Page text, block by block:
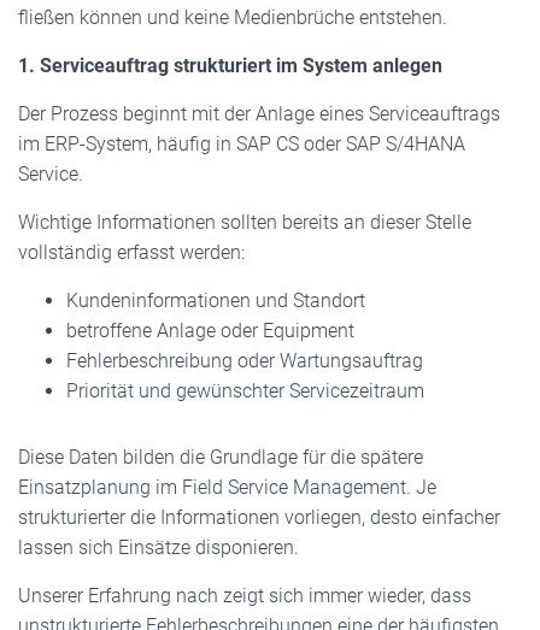
fließen können und keine Medienbrüche entstehen.
1. Serviceauftrag strukturiert im System anlegen
Der Prozess beginnt mit der Anlage eines Serviceauftrags
im ERP-System, häufig in SAP CS oder SAP S/4HANA
Service.
Wichtige Informationen sollten bereits an dieser Stelle
vollständig erfasst werden:
Kundeninformationen und Standort
betroffene Anlage oder Equipment
Fehlerbeschreibung oder Wartungsauftrag
Priorität und gewünschter Servicezeitraum
Diese Daten bilden die Grundlage für die spätere
Einsatzplanung im Field Service Management. Je
strukturierter die Informationen vorliegen, desto einfacher
lassen sich Einsätze disponieren.
Unserer Erfahrung nach zeigt sich immer wieder, dass